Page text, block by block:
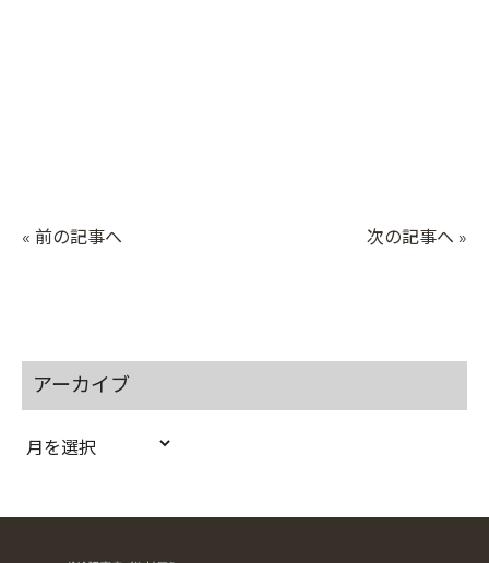
« 前の記事へ 次の記事へ »
アーカイブ
ア